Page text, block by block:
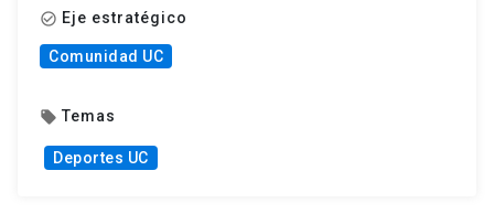
check_circle_outline Eje estratégico
Comunidad UC
local_offer Temas
Deportes UC